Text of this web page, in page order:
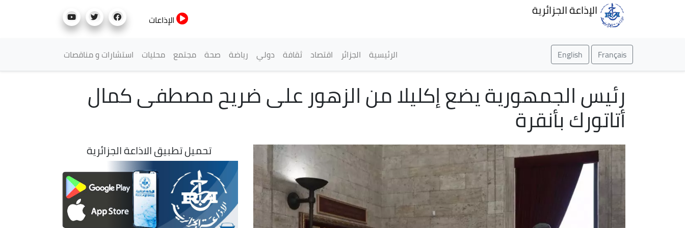
الإذاعة الجزائرية
الإذاعات
Français
English القائمة الرئيسية
الرئيسية الجزائر اقتصاد ثقافة دولي رياضة صحة مجتمع محليات استشارات و مناقصات
رئيس الجمهورية يضع إكليلا من الزهور على ضريح مصطفى كمال
أتاتورك بأنقرة
تحميل تطبيق الاذاعة الجزائرية